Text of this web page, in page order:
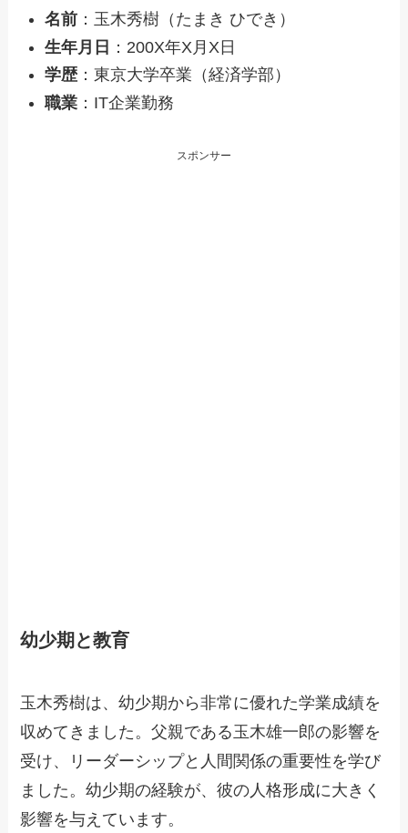
名前 ：玉木秀樹（たまき ひでき）
生年月日 ：200X年X月X日
学歴 ：東京大学卒業（経済学部）
職業 ：IT企業勤務
スポンサー
幼少期と教育
玉木秀樹は、幼少期から非常に優れた学業成績を
収めてきました。父親である玉木雄一郎の影響を
受け、リーダーシップと人間関係の重要性を学び
ました。幼少期の経験が、彼の人格形成に大きく
影響を与えています。